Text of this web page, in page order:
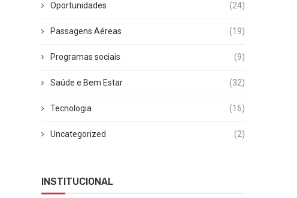
Oportunidades (24)
Passagens Aéreas (19)
Programas sociais (9)
Saúde e Bem Estar (32)
Tecnologia (16)
Uncategorized (2)
INSTITUCIONAL